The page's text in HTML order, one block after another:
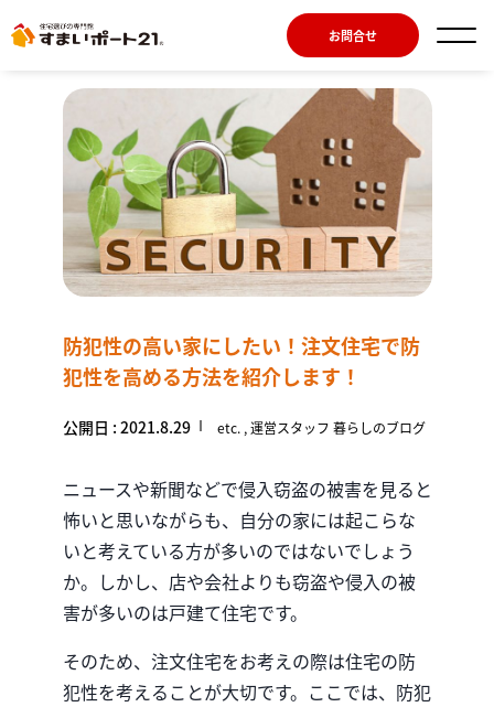
お問合せ
防犯性の高い家にしたい！注文住宅で防
犯性を高める方法を紹介します！
公開日 : 2021.8.29 etc. 運営スタッフ 暮らしのブログ
ニュースや新聞などで侵入窃盗の被害を見ると
怖いと思いながらも、自分の家には起こらな
いと考えている方が多いのではないでしょう
か。しかし、店や会社よりも窃盗や侵入の被
害が多いのは戸建て住宅です。
そのため、注文住宅をお考えの際は住宅の防
犯性を考えることが大切です。ここでは、防犯